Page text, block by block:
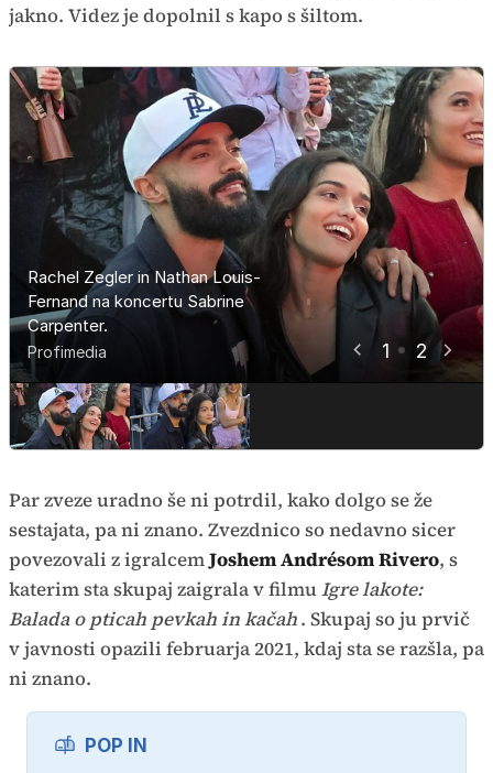
jakno. Videz je dopolnil s kapo s šiltom.
1 2
Rachel Zegler in Nathan Louis-
Fernand na koncertu Sabrine
Carpenter.
Profimedia
Rachel Zegler in Nathan Louis-
Fernand na koncertu Sabrine
Carpenter.
Profimedia
Par zveze uradno še ni potrdil, kako dolgo se že
sestajata, pa ni znano. Zvezdnico so nedavno sicer
povezovali z igralcemJoshem Andrésom Rivero, s
katerim sta skupaj zaigrala v filmuIgre lakote:
Balada o pticah pevkah in kačah. Skupaj so ju prvič
v javnosti opazili februarja 2021, kdaj sta se razšla, pa
ni znano.
POP IN